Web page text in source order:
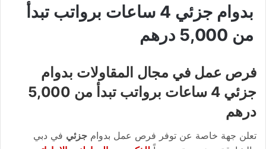
بدوام جزئي 4 ساعات برواتب تبدأ
من 5,000 درهم
فرص عمل في مجال المقاولات بدوام
جزئي 4 ساعات برواتب تبدأ من 5,000
درهم
تعلن جهة خاصة عن توفر فرص عمل بدوام جزئي في دبي